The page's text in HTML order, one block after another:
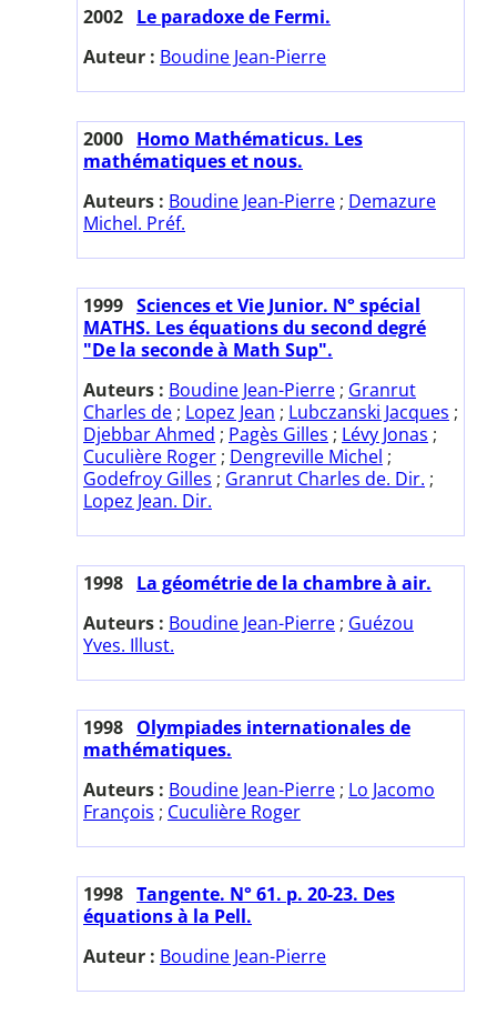
2002 Le paradoxe de Fermi.
Auteur : Boudine Jean-Pierre
2000 Homo Mathématicus. Les
mathématiques et nous.
Auteurs : Boudine Jean-Pierre ; Demazure
Michel. Préf.
1999 Sciences et Vie Junior. N° spécial
MATHS. Les équations du second degré
"De la seconde à Math Sup".
Auteurs : Boudine Jean-Pierre ; Granrut
Charles de ; Lopez Jean ; Lubczanski Jacques ;
Djebbar Ahmed ; Pagès Gilles ; Lévy Jonas ;
Cuculière Roger ; Dengreville Michel ;
Godefroy Gilles ; Granrut Charles de. Dir. ;
Lopez Jean. Dir.
1998 La géométrie de la chambre à air.
Auteurs : Boudine Jean-Pierre ; Guézou
Yves. Illust.
1998 Olympiades internationales de
mathématiques.
Auteurs : Boudine Jean-Pierre ; Lo Jacomo
François ; Cuculière Roger
1998 Tangente. N° 61. p. 20-23. Des
équations à la Pell.
Auteur : Boudine Jean-Pierre